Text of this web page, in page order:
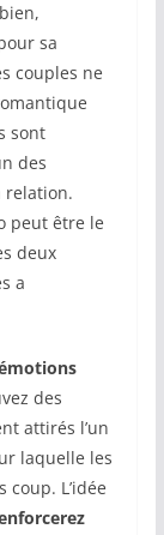
sa
couples ne
sont
des
relation.
peut être le
deux
a
des
attirés l’un
laquelle les
L’idée